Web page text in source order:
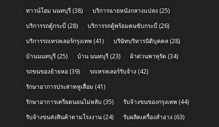
ทาวน์โฮม นนทบุรี(38) บริการฉายหนังกลางแปลง (25)
บริการรถตู้กระบี่ (28) บริการรถตู้พร้อมคนขับกระบี่ (26)
บริการรถเทรลเลอร์กรุงเทพ (41) บริษัทบริหารนิติบุคคล(28)
บ้านนนทบุรี(25) บ้าน นนทบุรี(23) ผ้าต่วนพาหุรัด (34)
รถขนของย้ายหอ(39) รถเทรลเลอร์รับจ้าง (42)
รักษาอาการประสาทหูเสื่อม (41)
รักษาอาการเครียดนอนไม่หลับ (35) รับจ้างขนของกรุงเทพ (44)
รับจ้างขนส่งสินค้าตามโรงงาน(24) รับผลิตเครื่องสำอาง (63)